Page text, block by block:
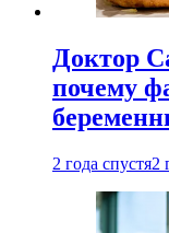
Доктор
почему
2 года спустя2